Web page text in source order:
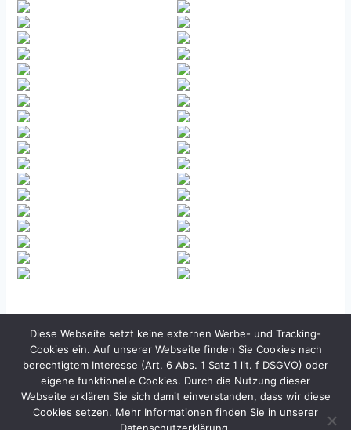
Impressum Datenschutzerklärung
Kontakt
Unsere AGB
Diese Webseite setzt keine externen Werbe- und Tracking-
Cookies ein. Auf unserer Webseite finden Sie Cookies nach
berechtigtem Interesse (Art. 6 Abs. 1 Satz 1 lit. f DSGVO) oder
eigene funktionelle Cookies. Durch die Nutzung dieser
Webseite erklären Sie sich damit einverstanden, dass wir diese
Cookies setzen. Mehr Informationen finden Sie in unserer